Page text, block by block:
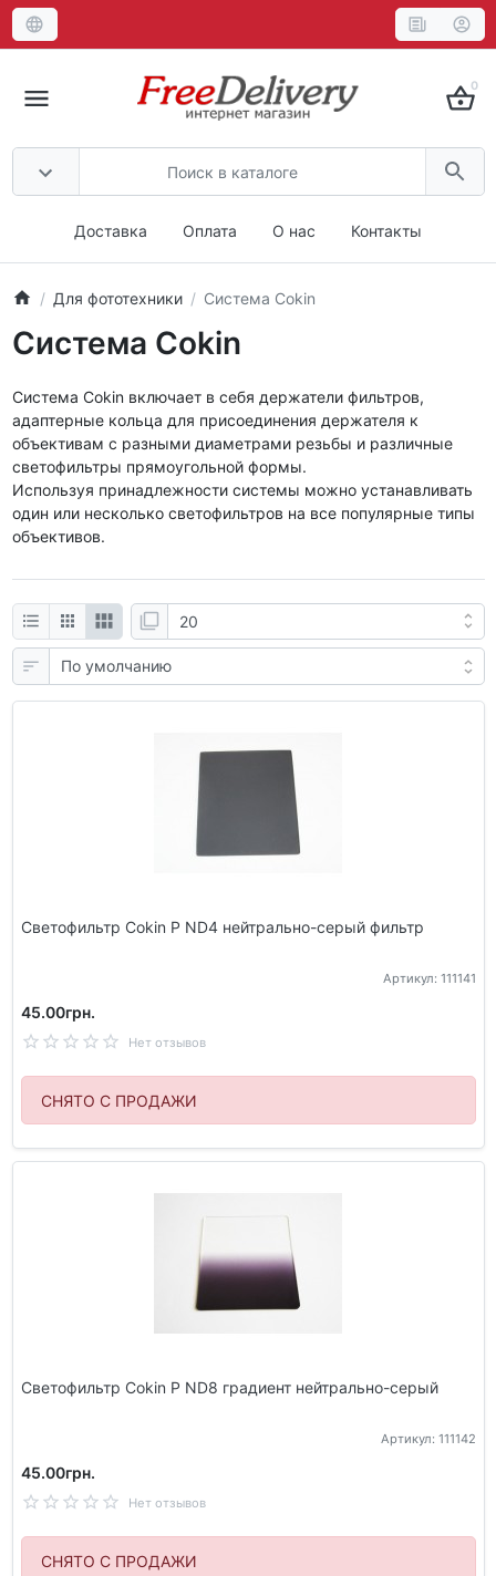
0
Доставка Оплата О нас Контакты
Для фототехники Система Cokin
Система Cokin
Система Cokin включает в себя держатели фильтров,
адаптерные кольца для присоединения держателя к
объективам с разными диаметрами резьбы и различные
светофильтры прямоугольной формы.
Используя принадлежности системы можно устанавливать
один или несколько светофильтров на все популярные типы
объективов.
Светофильтр Cokin P ND4 нейтрально-серый фильтр
Артикул: 111141
45.00грн.
Нет отзывов
СНЯТО С ПРОДАЖИ
Светофильтр Cokin P ND8 градиент нейтрально-серый
Артикул: 111142
45.00грн.
Нет отзывов
СНЯТО С ПРОДАЖИ